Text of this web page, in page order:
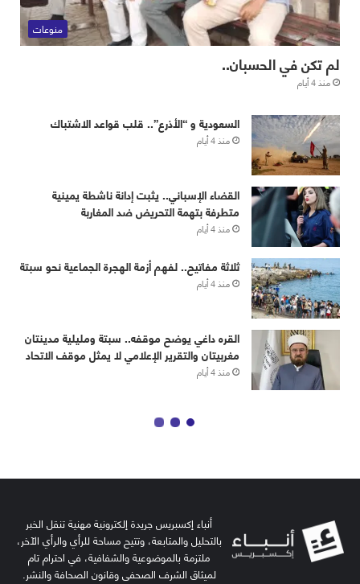
أنباء إكسبريس جريدة إلكترونية مهنية تنقل الخبر
بالتحليل والمتابعة، وتتيح مساحة للرأي والرأي الآخر،
ملتزمة بالموضوعية والشفافية، في احترام تام
لميثاق الشرف الصحفي وقانون الصحافة والنشر.